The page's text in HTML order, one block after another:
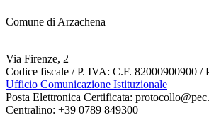
Comune di Arzachena
Via Firenze, 2
Codice fiscale / P. IVA: C.F. 82000900900 /
Ufficio Comunicazione Istituzionale
Posta Elettronica Certificata:
Centralino: +39 0789 849300